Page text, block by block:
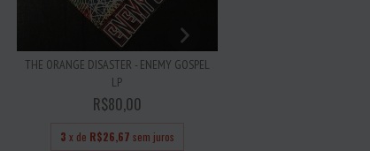
THE ORANGE DISASTER - ENEMY GOSPEL
LP
R$80,00
3 x de R$26,67 sem juros